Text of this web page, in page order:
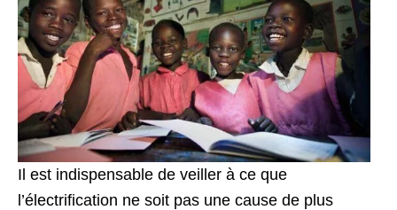
Il est indispensable de veiller à ce que
l’électrification ne soit pas une cause de plus